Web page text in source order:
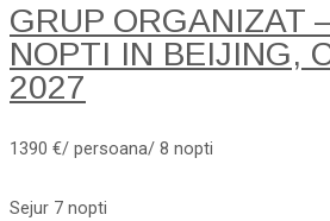
GRUP ORGANIZAT
NOPTI IN BEIJING,
2027
1390 €/ persoana/ 8 nopti
Sejur 7 nopti